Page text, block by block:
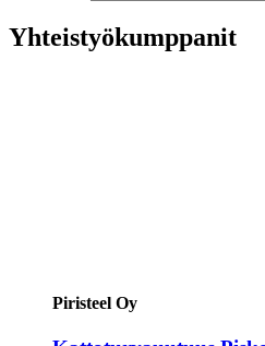
Yhteistyökumppanit
Piristeel Oy